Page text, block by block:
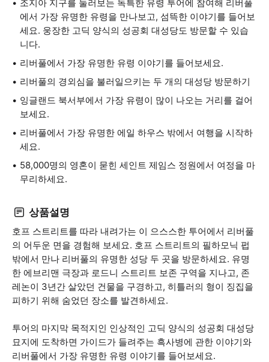
조지아 지구를 둘러보는 독특한 유령 투어에 참여해 리버풀
에서 가장 유명한 유령을 만나보고, 섬뜩한 이야기를 들어보
세요. 웅장한 고딕 양식의 성공회 대성당도 방문할 수 있습
니다.
리버풀에서 가장 유명한 유령 이야기를 들어보세요.
리버풀의 경외심을 불러일으키는 두 개의 대성당 방문하기
잉글랜드 북서부에서 가장 유령이 많이 나오는 거리를 걸어
보세요.
리버풀에서 가장 유명한 에일 하우스 밖에서 여행을 시작하
세요.
58,000명의 영혼이 묻힌 세인트 제임스 정원에서 여정을 마
무리하세요.
상품설명
호프 스트리트를 따라 내려가는 이 으스스한 투어에서 리버풀
의 어두운 면을 경험해 보세요. 호프 스트리트의 필하모닉 펍
밖에서 만나 리버풀의 유명한 성당 두 곳을 방문하세요. 유명
한 에브리맨 극장과 로드니 스트리트 보존 구역을 지나고, 존
레논이 3년간 살았던 건물을 구경하고, 히틀러의 형이 징집을
피하기 위해 숨었던 장소를 발견하세요.
투어의 마지막 목적지인 인상적인 고딕 양식의 성공회 대성당
묘지에 도착하면 가이드가 들려주는 흑사병에 관한 이야기와
리버풀에서 가장 유명한 유령 이야기를 들어보세요.